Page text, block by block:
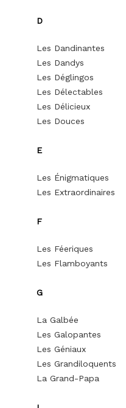
D
Les Dandinantes
Les Dandys
Les Déglingos
Les Délectables
Les Délicieux
Les Douces
E
Les Énigmatiques
Les Extraordinaires
F
Les Féeriques
Les Flamboyants
G
La Galbée
Les Galopantes
Les Géniaux
Les Grandiloquents
La Grand-Papa